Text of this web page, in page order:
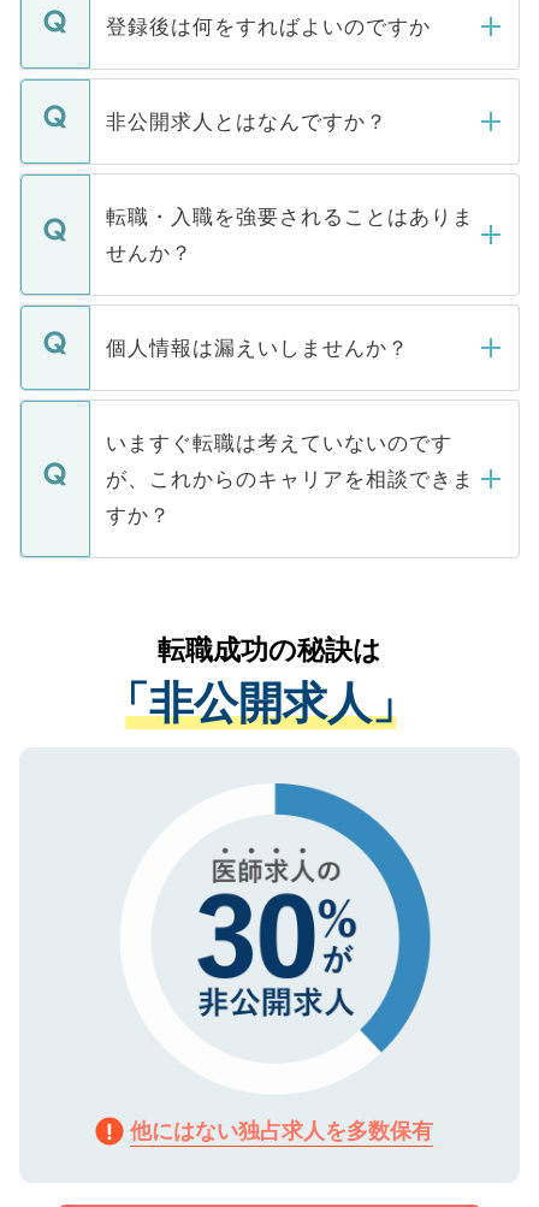
登録後は何をすればよいのですか
ご登録いただきましたら、弊社担当者がご
登録内容を確認し、その後メールもしくは
ます。通常、5営業日以内にはご連絡をせて
いただきますので、しばらくお待ちくださ
い。
非公開求人とはなんですか？
マイナビDOCTORで取り扱っている求人の
うち約3割は、Webサイトからご覧いただ
けない「非公開求人」です。非公開求人は
下記の理由によって、一般には公開してい
ません。
■応募殺到を避けるため 人気のある医療機
関を公にしてしまうと、応募が殺到する場
に、医療機関が求める条件に合った人材の
みを人材紹介会社に依頼するケースが増え
ています。
転職・入職を強要されることはありま
せんか？
転職・入職を強要することは一切ありませ
ん。また、仮に応募先から内定をいただい
定を承諾する必要はありません。内定先へ
の辞退の連絡はキャリアパートナーが行い
ますので、ご安心ください。
個人情報は漏えいしませんか？
個人情報が漏えいすることはありませんの
で、ご安心ください。当サイトからの登録
などで収集したご登録者様の個人情報は、
ご本人のキャリアアップおよび転職活動の
支援を目的に使用いたします。お預かりし
ているすべての個人データはご本人の許可
は、個人情報の取り扱いについての厳密な
管理基準を満たした事業者のみに付与され
る、プライバシーマークを取得済みです。
ご登録いただいた個人情報は、SSL（デー
で、機密保持に関してもご安心ください。
いますぐ転職は考えていないのです
が、これからのキャリアを相談できま
すか？
かがいして、現在の医療機関の状況や紹介
経験をまじえながら、適切なアドバイスを
させていただきます。すぐにご転職をされ
ない方には、長期的なサポートが可能です
ので、まずはご登録ください。
転職成功の秘訣は
「非公開求人」
他にはない独占求人を多数保有